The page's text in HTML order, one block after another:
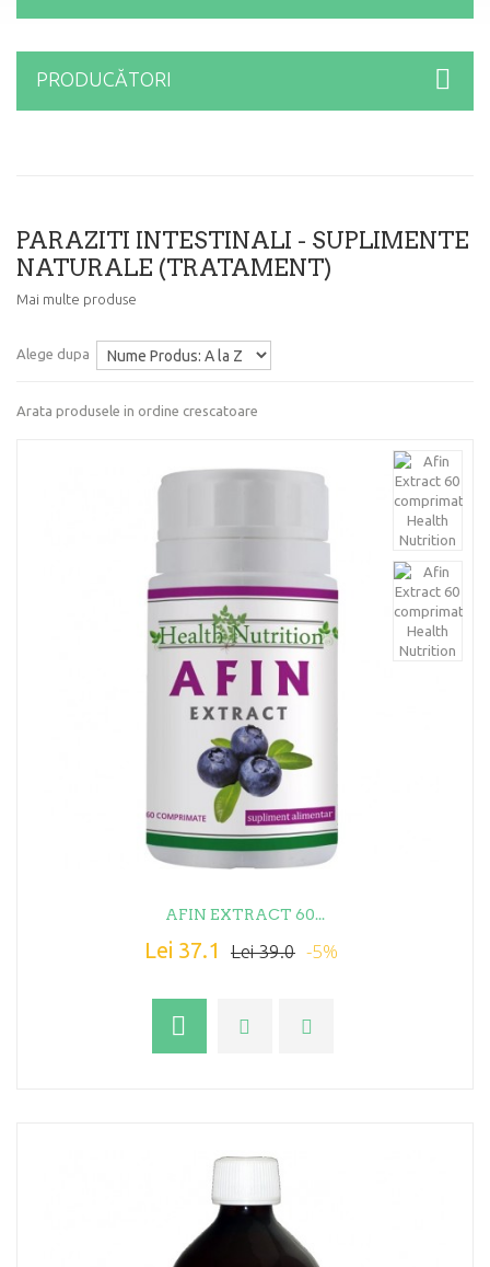
PRODUCĂTORI
PARAZITI INTESTINALI - SUPLIMENTE
NATURALE (TRATAMENT)
Mai multe produse
Alege dupa
Arata produsele in ordine crescatoare
AFIN EXTRACT 60...
Lei 37.1 Lei 39.0 -5%